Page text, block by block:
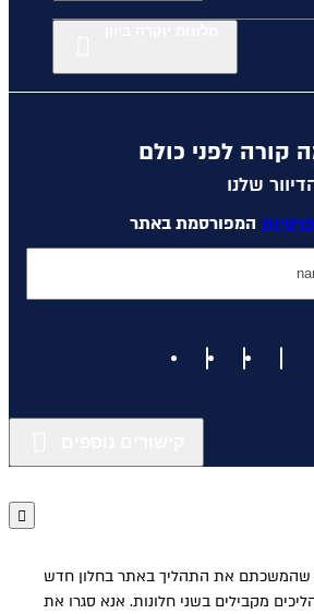
המפורסמת באתר
מקבילים בשני חלונות. אנא סגרו את